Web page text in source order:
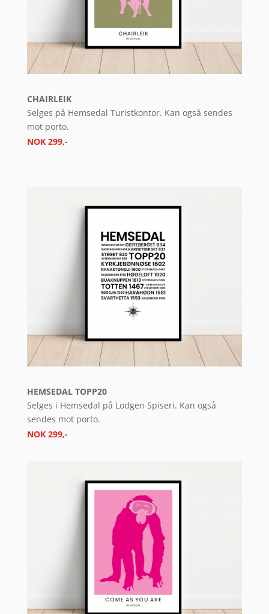
CHAIRLEIK
Selges på Hemsedal Turistkontor. Kan også sendes
mot porto.
NOK 299,-
HEMSEDAL TOPP20
Selges i Hemsedal på Lodgen Spiseri. Kan også
sendes mot porto.
NOK 299,-